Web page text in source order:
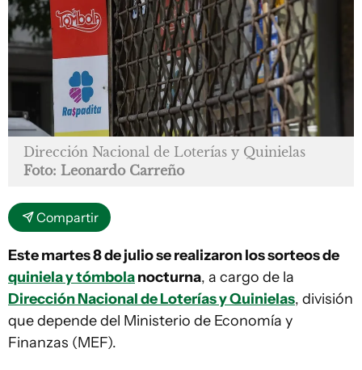
Dirección Nacional de Loterías y Quinielas
Foto: Leonardo Carreño
Compartir
Este martes 8 de julio se realizaron los sorteos de
quiniela y tómbolanocturna, a cargo de la
Dirección Nacional de Loterías y Quinielas, división
que depende del Ministerio de Economía y
Finanzas (MEF).